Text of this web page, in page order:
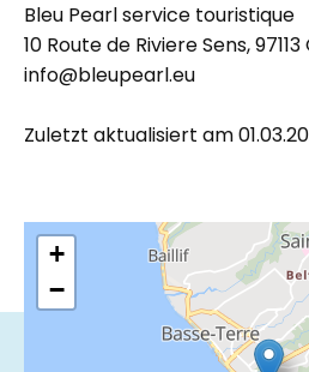
Bleu Pearl service touristique
10 Route de Riviere Sens,
info@bleupearl.eu
Zuletzt aktualisiert am
+
−